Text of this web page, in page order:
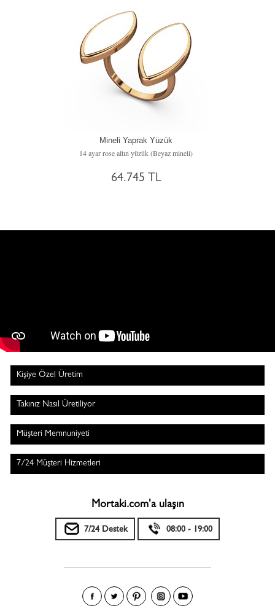
Mineli Yaprak Yüzük
14 ayar rose altın yüzük (Beyaz mineli)
64.745 TL
Kişiye Özel Üretim
Takınız Nasıl Üretiliyor
Müşteri Memnuniyeti
7/24 Müşteri Hizmetleri
Mortaki.com'a ulaşın
7/24 Destek 08:00 - 19:00